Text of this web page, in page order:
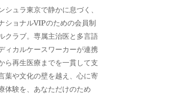
シュラ東京で静かに息づく、
ショナルVIPのための会員制
クラブ。専属主治医と多言語
ィカルケースワーカーが連携
ら再生医療までを一貫して支
葉や文化の壁を越え、心に寄
体験を、あなただけのため